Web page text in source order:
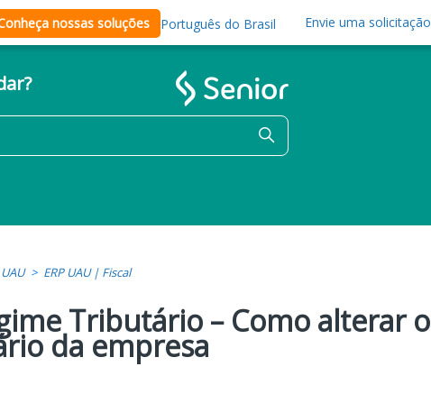
nossas soluções Português do Brasil Envie uma solicitação
ERP UAU | Fiscal
Tributário – Como alterar o
da empresa